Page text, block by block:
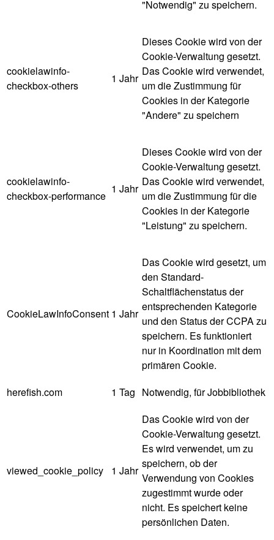
"Notwendig" zu speichern.
cookielawinfo-
checkbox-others
1 Jahr
Dieses Cookie wird von der
Cookie-Verwaltung gesetzt.
Das Cookie wird verwendet,
um die Zustimmung für
Cookies in der Kategorie
"Andere" zu speichern
cookielawinfo-
checkbox-performance
1 Jahr
Dieses Cookie wird von der
Cookie-Verwaltung gesetzt.
Das Cookie wird verwendet,
um die Zustimmung für die
Cookies in der Kategorie
"Leistung" zu speichern.
CookieLawInfoConsent 1 Jahr
Das Cookie wird gesetzt, um
den Standard-
Schaltflächenstatus der
entsprechenden Kategorie
und den Status der CCPA zu
speichern. Es funktioniert
nur in Koordination mit dem
primären Cookie.
herefish.com
1 Tag Notwendig, für Jobbibliothek
viewed_cookie_policy 1 Jahr
Das Cookie wird von der
Cookie-Verwaltung gesetzt.
Es wird verwendet, um zu
speichern, ob der
Verwendung von Cookies
zugestimmt wurde oder
nicht. Es speichert keine
persönlichen Daten.